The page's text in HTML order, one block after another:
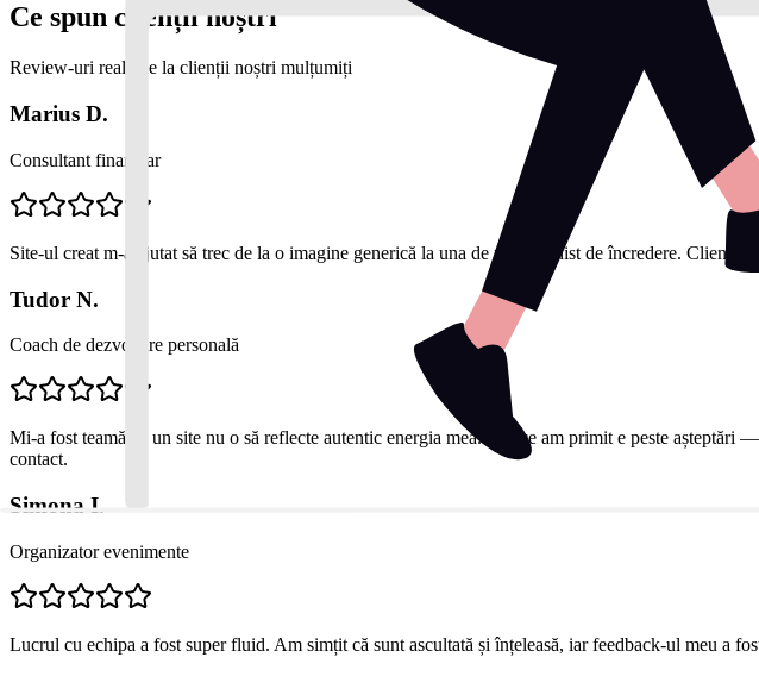
Ce spun clienții noștri
Review-uri reale de la clienții noștri mulțumiți
Marius D.
Consultant financiar
Site-ul creat m-a ajutat să trec de la o imagine generică la una de profesionist de încredere.
Tudor N.
Coach de dezvoltare personală
Mi-a fost teamă că un site nu o să reflecte autentic energia mea. Dar ce am primit e peste
contact.
Simona I.
Organizator evenimente
Lucrul cu echipa a fost super fluid. Am simțit că sunt ascultată și înțeleasă, iar feedback-ul meu a